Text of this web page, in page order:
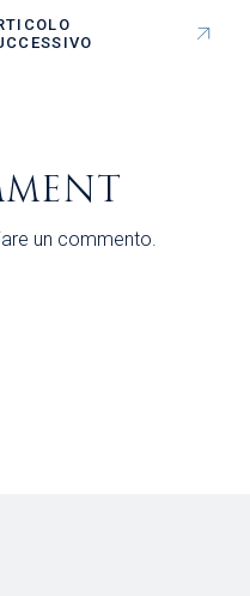
un commento.